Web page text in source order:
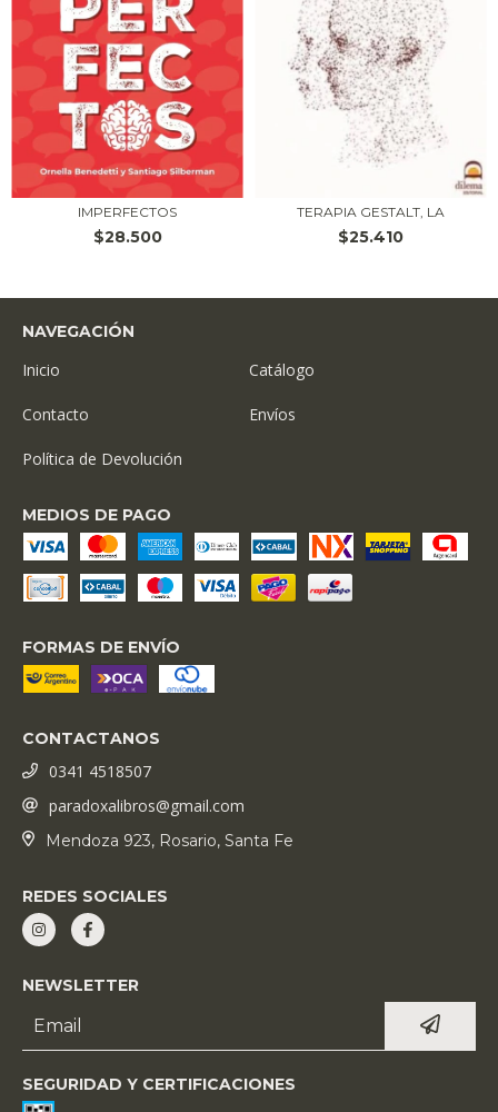
IMPERFECTOS
$28.500
TERAPIA GESTALT, LA
$25.410
NAVEGACIÓN
Inicio Catálogo
Contacto Envíos
Política de Devolución
MEDIOS DE PAGO
FORMAS DE ENVÍO
CONTACTANOS
0341 4518507
paradoxalibros@gmail.com
Mendoza 923, Rosario, Santa Fe
REDES SOCIALES
NEWSLETTER
SEGURIDAD Y CERTIFICACIONES